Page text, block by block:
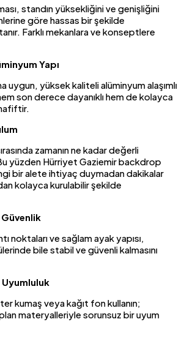
standın yüksekliğini ve genişliğini
göre hassas bir şekilde
Farklı mekanlara ve konseptlere
Yapı
uygun, yüksek kaliteli alüminyum alaşımlı
son derece dayanıklı hem de kolayca
zamanın ne kadar değerli
yüzden Hürriyet Gaziemir backdrop
bir alete ihtiyaç duymadan dakikalar
kolayca kurulabilir şekilde
noktaları ve sağlam ayak yapısı,
bile stabil ve güvenli kalmasını
Uyumluluk
kumaş veya kağıt fon kullanın;
plan materyalleriyle sorunsuz bir uyum